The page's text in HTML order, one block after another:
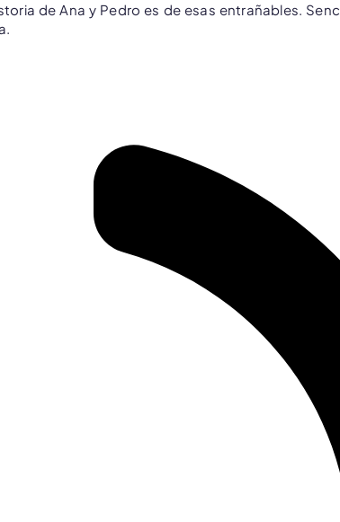
de Ana y Pedro es de esas entrañables.